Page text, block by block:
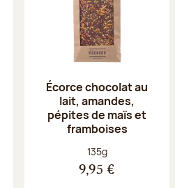
Écorce chocolat au
lait, amandes,
pépites de maïs et
framboises
Poids net :
135g
9,95 €